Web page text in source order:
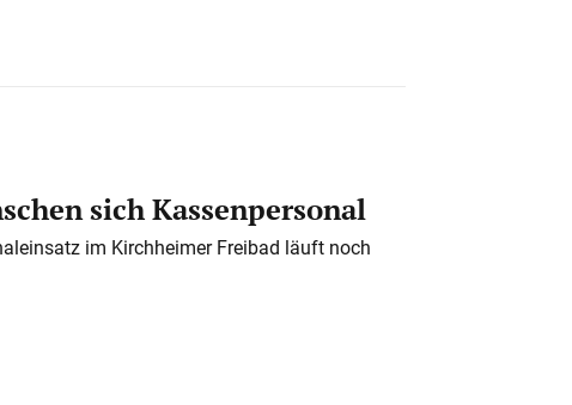
sich Kassenpersonal
im Kirchheimer Freibad läuft noch